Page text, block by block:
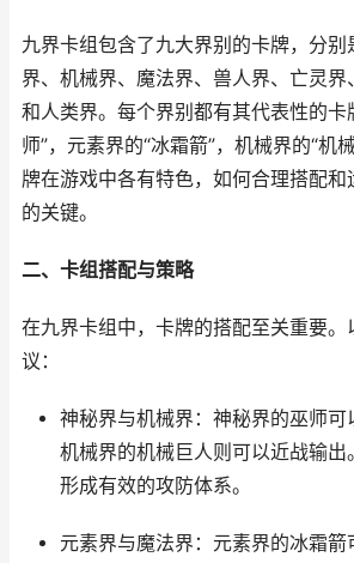
九界卡组包含了九大界别的卡牌，分
界、机械界、魔法界、兽人界、亡灵界
和人类界。每个界别都有其代表性的卡
师”，元素界的“冰霜箭”，机械界的“机
牌在游戏中各有特色，如何合理搭配和
的关键。
二、卡组搭配与策略
在九界卡组中，卡牌的搭配至关重要。
议：
神秘界与机械界：神秘界的巫师可
机械界的机械巨人则可以近战输出
形成有效的攻防体系。
元素界与魔法界：元素界的冰霜箭